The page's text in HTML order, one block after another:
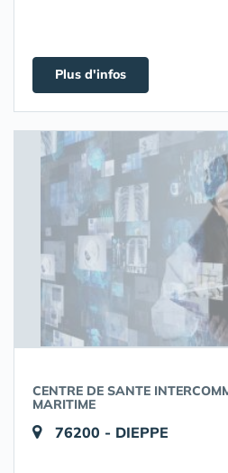
Plus d'infos
CENTRE DE SANTE
MARITIME
76200 - DIEPPE